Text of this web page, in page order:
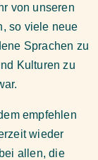
von unseren
so viele neue
Sprachen zu
Kulturen zu
empfehlen
wieder
allen, die